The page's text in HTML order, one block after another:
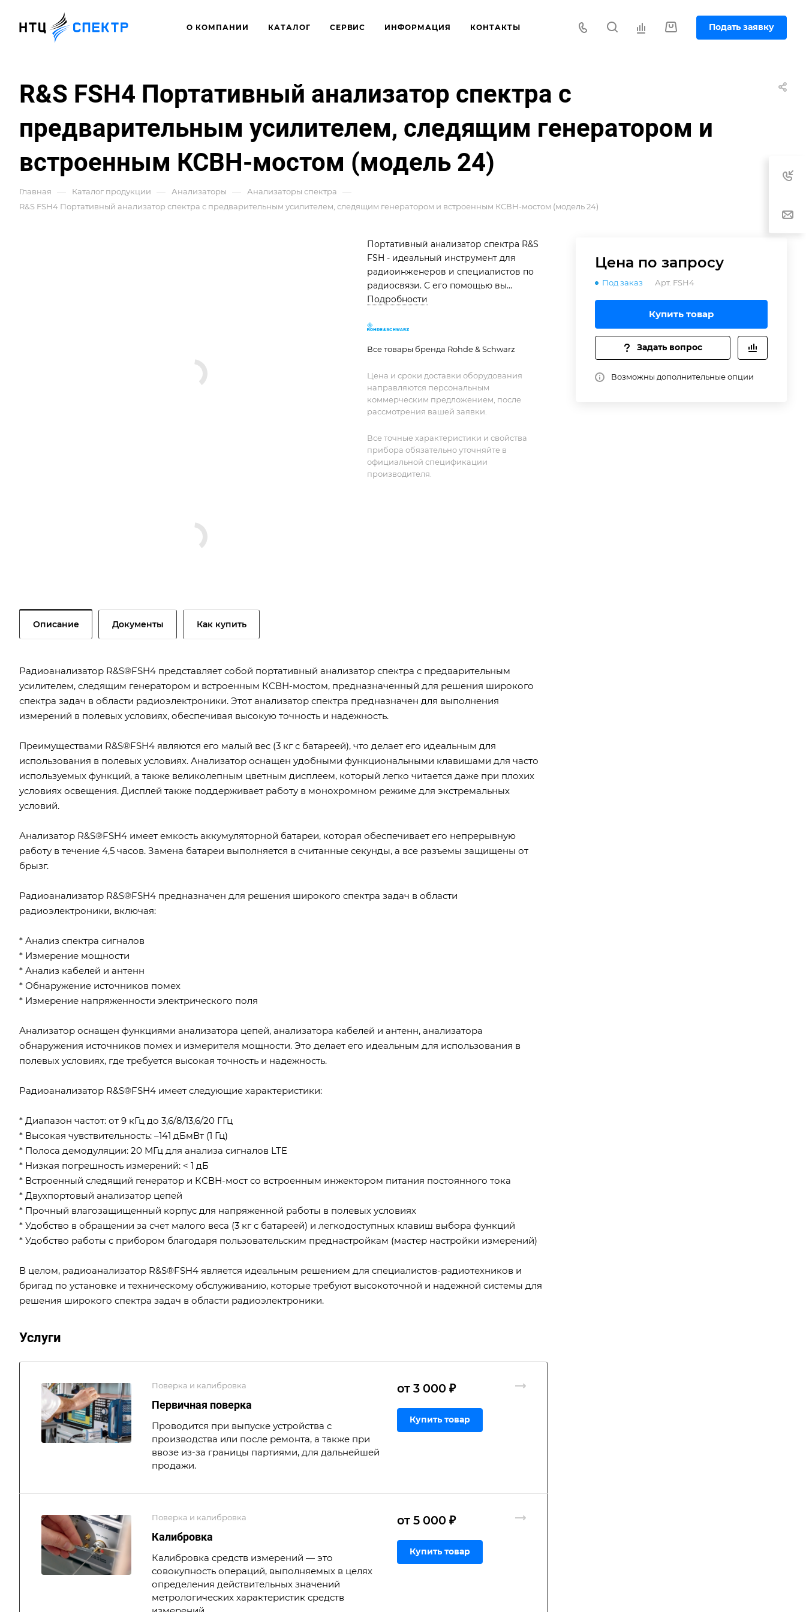
О КОМПАНИИ КАТАЛОГ СЕРВИС ИНФОРМАЦИЯ КОНТАКТЫ Подать заявку
R&S FSH4 Портативный анализатор спектра с
предварительным усилителем, следящим генератором и
встроенным КСВН-мостом (модель 24)
Главная — Каталог продукции — Анализаторы — Анализаторы спектра —
R&S FSH4 Портативный анализатор спектра с предварительным усилителем, следящим генератором и встроенным КСВН-мостом (модель 24)
Цена по запросу
Под заказ Арт. FSH4
Купить товар
Задать вопрос
Возможны дополнительные опции
Портативный анализатор спектра R&S
FSH - идеальный инструмент для
радиоинженеров и специалистов по
радиосвязи. С его помощью вы
сможете анализировать цепи, кабели и
помех и измерять мощность. Прочный
использовать прибор в полевых
С R&S FSH вы сможете выполнять
любые задачи с высокой точностью и
скоростью.
Подробности
Все товары бренда Rohde & Schwarz
Цена и сроки доставки оборудования
направляются персональным
коммерческим предложением, после
рассмотрения вашей заявки.
Все точные характеристики и свойства
прибора обязательно уточняйте в
официальной спецификации
производителя.
Описание Документы Как купить
Радиоанализатор R&S®FSH4 представляет собой портативный анализатор спектра с предварительным
усилителем, следящим генератором и встроенным КСВН-мостом, предназначенный для решения широкого
спектра задач в области радиоэлектроники. Этот анализатор спектра предназначен для выполнения
измерений в полевых условиях, обеспечивая высокую точность и надежность.
Преимуществами R&S®FSH4 являются его малый вес (3 кг с батареей), что делает его идеальным для
использования в полевых условиях. Анализатор оснащен удобными функциональными клавишами для часто
используемых функций, а также великолепным цветным дисплеем, который легко читается даже при плохих
условиях освещения. Дисплей также поддерживает работу в монохромном режиме для экстремальных
условий.
Анализатор R&S®FSH4 имеет емкость аккумуляторной батареи, которая обеспечивает его непрерывную
работу в течение 4,5 часов. Замена батареи выполняется в считанные секунды, а все разъемы защищены от
брызг.
Радиоанализатор R&S®FSH4 предназначен для решения широкого спектра задач в области
радиоэлектроники, включая:
* Анализ спектра сигналов
* Измерение мощности
* Анализ кабелей и антенн
* Обнаружение источников помех
* Измерение напряженности электрического поля
Анализатор оснащен функциями анализатора цепей, анализатора кабелей и антенн, анализатора
обнаружения источников помех и измерителя мощности. Это делает его идеальным для использования в
полевых условиях, где требуется высокая точность и надежность.
Радиоанализатор R&S®FSH4 имеет следующие характеристики:
* Диапазон частот: от 9 кГц до 3,6/8/13,6/20 ГГц
* Высокая чувствительность: –141 дБмВт (1 Гц)
* Полоса демодуляции: 20 МГц для анализа сигналов LTE
* Низкая погрешность измерений: < 1 дБ
* Встроенный следящий генератор и КСВН-мост со встроенным инжектором питания постоянного тока
* Двухпортовый анализатор цепей
* Прочный влагозащищенный корпус для напряженной работы в полевых условиях
* Удобство в обращении за счет малого веса (3 кг с батареей) и легкодоступных клавиш выбора функций
* Удобство работы с прибором благодаря пользовательским преднастройкам (мастер настройки измерений)
В целом, радиоанализатор R&S®FSH4 является идеальным решением для специалистов-радиотехников и
бригад по установке и техническому обслуживанию, которые требуют высокоточной и надежной системы для
решения широкого спектра задач в области радиоэлектроники.
Услуги
Поверка и калибровка
Первичная поверка
Проводится при выпуске устройства с
производства или после ремонта, а также при
ввозе из-за границы партиями, для дальнейшей
продажи.
от 3 000 ₽
Купить товар
Поверка и калибровка
Калибровка
Калибровка средств измерений — это
совокупность операций, выполняемых в целях
определения действительных значений
метрологических характеристик средств
от 5 000 ₽
Купить товар